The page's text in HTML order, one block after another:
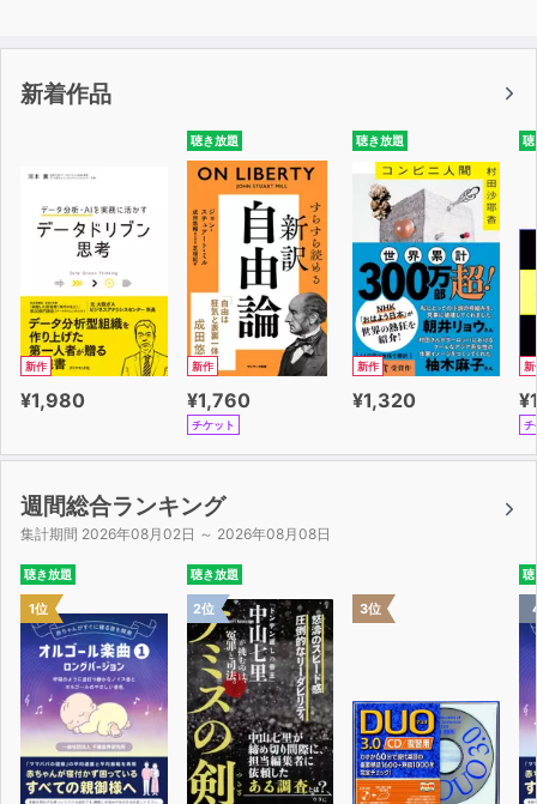
新着作品
新作
¥1,980
聴き放題
新作
¥1,760
チケット
聴き放題
新作
¥1,320
聴
新
チ
週間総合ランキング
集計期間 2026年08月02日 ～ 2026年08月08日
聴き放題
1位
聴き放題
2位 3位
聴